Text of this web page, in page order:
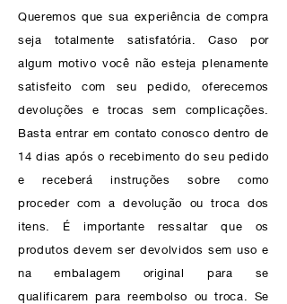
Queremos que sua experiência de compra
seja totalmente satisfatória. Caso por
algum motivo você não esteja plenamente
satisfeito com seu pedido, oferecemos
devoluções e trocas sem complicações.
Basta entrar em contato conosco dentro de
14 dias após o recebimento do seu pedido
e receberá instruções sobre como
proceder com a devolução ou troca dos
itens. É importante ressaltar que os
produtos devem ser devolvidos sem uso e
na embalagem original para se
qualificarem para reembolso ou troca. Se